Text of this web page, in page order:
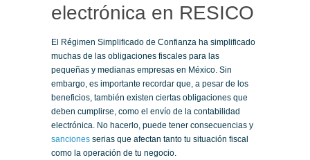
electrónica en RESICO
El Régimen Simplificado de Confianza ha simplificado
muchas de las obligaciones fiscales para las
pequeñas y medianas empresas en México. Sin
embargo, es importante recordar que, a pesar de los
beneficios, también existen ciertas obligaciones que
deben cumplirse, como el envío de la contabilidad
electrónica. No hacerlo, puede tener consecuencias y
sanciones serias que afectan tanto tu situación fiscal
como la operación de tu negocio.